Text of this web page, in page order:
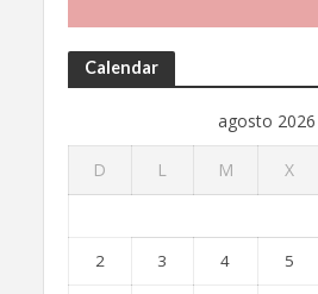
Calendar
agosto 2026
D L M X
2 3 4 5